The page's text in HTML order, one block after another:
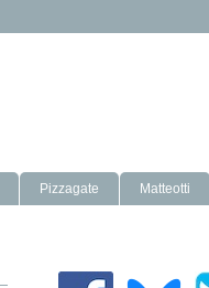
Pizzagate Matteotti